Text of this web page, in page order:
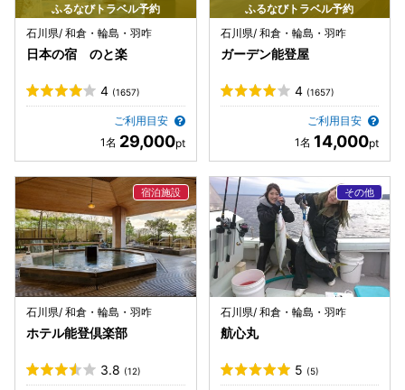
ふるなびトラベル予約
石川県/ 和倉・輪島・羽咋
日本の宿 のと楽
4 (1657)
ご利用目安
29,000
ふるなびトラベル予約
石川県/ 和倉・輪島・羽咋
ガーデン能登屋
4 (1657)
ご利用目安
14,000
石川県/ 和倉・輪島・羽咋
ホテル能登倶楽部
3.8 (12)
石川県/ 和倉・輪島・羽咋
航心丸
5 (5)